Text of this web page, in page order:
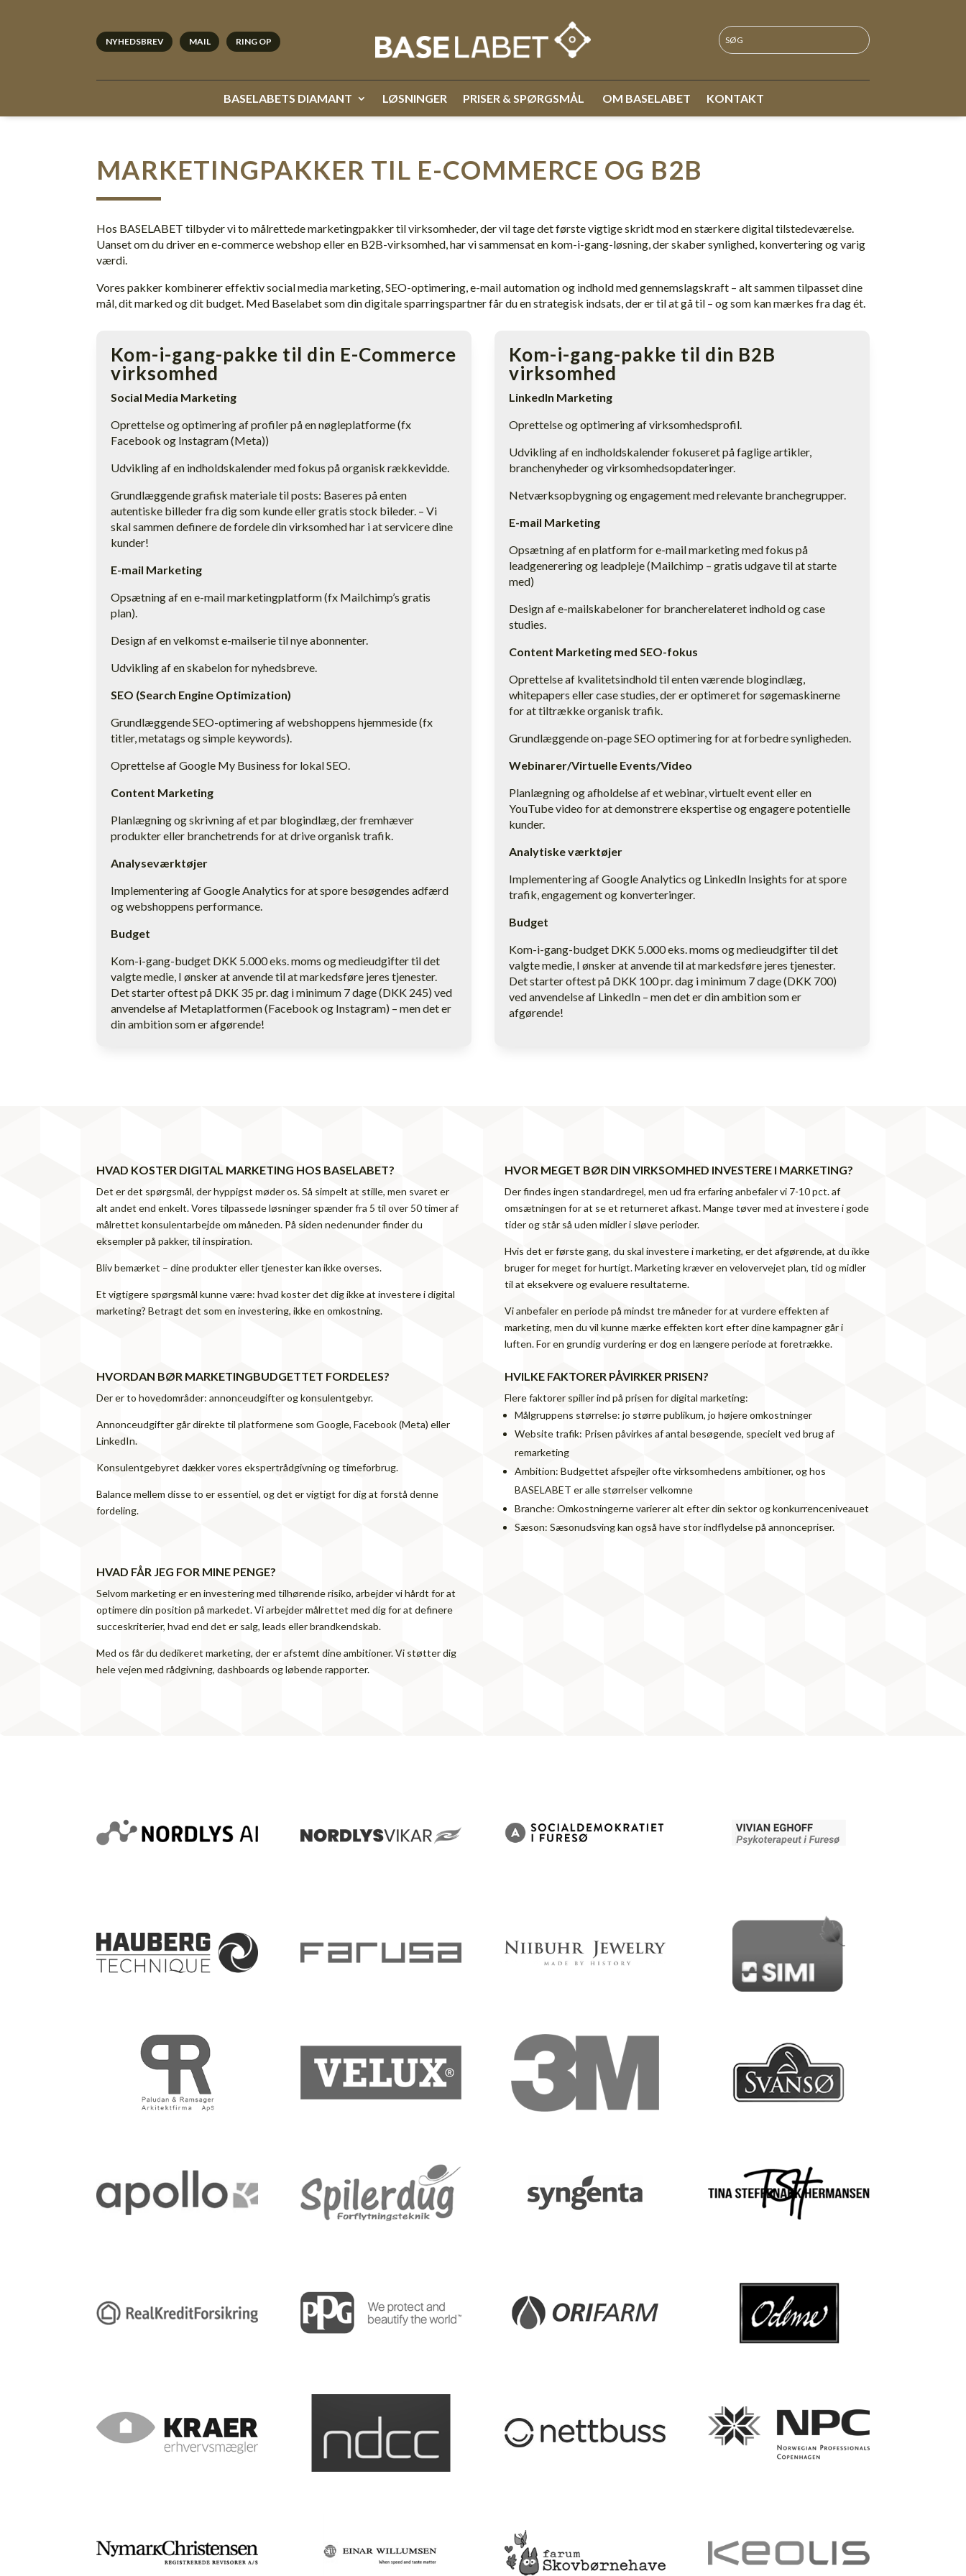
NYHEDSBREV MAIL RING OP
BASELABETS DIAMANT LØSNINGER PRISER & SPØRGSMÅL OM BASELABET KONTAKT
MARKETINGPAKKER TIL E-COMMERCE OG B2B
Hos BASELABET tilbyder vi to målrettede marketingpakker til virksomheder, der vil tage det første vigtige skridt mod en stærkere digital tilstedeværelse.
Uanset om du driver en e-commerce webshop eller en B2B-virksomhed, har vi sammensat en kom-i-gang-løsning, der skaber synlighed, konvertering og varig
værdi.
Vores pakker kombinerer effektiv social media marketing, SEO-optimering, e-mail automation og indhold med gennemslagskraft – alt sammen tilpasset dine
mål, dit marked og dit budget. Med Baselabet som din digitale sparringspartner får du en strategisk indsats, der er til at gå til – og som kan mærkes fra dag ét.
Kom-i-gang-pakke til din E-Commerce
virksomhed
Social Media Marketing
Oprettelse og optimering af profiler på en nøgleplatforme (fx
Facebook og Instagram (Meta))
Udvikling af en indholdskalender med fokus på organisk rækkevidde.
Grundlæggende grafisk materiale til posts: Baseres på enten
autentiske billeder fra dig som kunde eller gratis stock bileder. – Vi
skal sammen definere de fordele din virksomhed har i at servicere dine
kunder!
E-mail Marketing
Opsætning af en e-mail marketingplatform (fx Mailchimp’s gratis
plan).
Design af en velkomst e-mailserie til nye abonnenter.
Udvikling af en skabelon for nyhedsbreve.
SEO (Search Engine Optimization)
Grundlæggende SEO-optimering af webshoppens hjemmeside (fx
titler, metatags og simple keywords).
Oprettelse af Google My Business for lokal SEO.
Content Marketing
Planlægning og skrivning af et par blogindlæg, der fremhæver
produkter eller branchetrends for at drive organisk trafik.
Analyseværktøjer
Implementering af Google Analytics for at spore besøgendes adfærd
og webshoppens performance.
Budget
Kom-i-gang-budget DKK 5.000 eks. moms og medieudgifter til det
valgte medie, I ønsker at anvende til at markedsføre jeres tjenester.
Det starter oftest på DKK 35 pr. dag i minimum 7 dage (DKK 245) ved
anvendelse af Metaplatformen (Facebook og Instagram) – men det er
din ambition som er afgørende!
Kom-i-gang-pakke til din B2B
virksomhed
LinkedIn Marketing
Oprettelse og optimering af virksomhedsprofil.
Udvikling af en indholdskalender fokuseret på faglige artikler,
branchenyheder og virksomhedsopdateringer.
Netværksopbygning og engagement med relevante branchegrupper.
E-mail Marketing
Opsætning af en platform for e-mail marketing med fokus på
leadgenerering og leadpleje (Mailchimp – gratis udgave til at starte
med)
Design af e-mailskabeloner for brancherelateret indhold og case
studies.
Content Marketing med SEO-fokus
Oprettelse af kvalitetsindhold til enten værende blogindlæg,
whitepapers eller case studies, der er optimeret for søgemaskinerne
for at tiltrække organisk trafik.
Grundlæggende on-page SEO optimering for at forbedre synligheden.
Webinarer/Virtuelle Events/Video
Planlægning og afholdelse af et webinar, virtuelt event eller en
YouTube video for at demonstrere ekspertise og engagere potentielle
kunder.
Analytiske værktøjer
Implementering af Google Analytics og LinkedIn Insights for at spore
trafik, engagement og konverteringer.
Budget
Kom-i-gang-budget DKK 5.000 eks. moms og medieudgifter til det
valgte medie, I ønsker at anvende til at markedsføre jeres tjenester.
Det starter oftest på DKK 100 pr. dag i minimum 7 dage (DKK 700)
ved anvendelse af LinkedIn – men det er din ambition som er
afgørende!
HVAD KOSTER DIGITAL MARKETING HOS BASELABET?
Det er det spørgsmål, der hyppigst møder os. Så simpelt at stille, men svaret er
alt andet end enkelt. Vores tilpassede løsninger spænder fra 5 til over 50 timer af
målrettet konsulentarbejde om måneden. På siden nedenunder finder du
eksempler på pakker, til inspiration.
Bliv bemærket – dine produkter eller tjenester kan ikke overses.
Et vigtigere spørgsmål kunne være: hvad koster det dig ikke at investere i digital
marketing? Betragt det som en investering, ikke en omkostning.
HVOR MEGET BØR DIN VIRKSOMHED INVESTERE I MARKETING?
Der findes ingen standardregel, men ud fra erfaring anbefaler vi 7-10 pct. af
omsætningen for at se et returneret afkast. Mange tøver med at investere i gode
tider og står så uden midler i sløve perioder.
Hvis det er første gang, du skal investere i marketing, er det afgørende, at du ikke
bruger for meget for hurtigt. Marketing kræver en velovervejet plan, tid og midler
til at eksekvere og evaluere resultaterne.
Vi anbefaler en periode på mindst tre måneder for at vurdere effekten af
marketing, men du vil kunne mærke effekten kort efter dine kampagner går i
luften. For en grundig vurdering er dog en længere periode at foretrække.
HVORDAN BØR MARKETINGBUDGETTET FORDELES?
Der er to hovedområder: annonceudgifter og konsulentgebyr.
Annonceudgifter går direkte til platformene som Google, Facebook (Meta) eller
LinkedIn.
Konsulentgebyret dækker vores ekspertrådgivning og timeforbrug.
Balance mellem disse to er essentiel, og det er vigtigt for dig at forstå denne
fordeling.
HVILKE FAKTORER PÅVIRKER PRISEN?
Flere faktorer spiller ind på prisen for digital marketing:
Målgruppens størrelse: jo større publikum, jo højere omkostninger
Website trafik: Prisen påvirkes af antal besøgende, specielt ved brug af
remarketing
Ambition: Budgettet afspejler ofte virksomhedens ambitioner, og hos
BASELABET er alle størrelser velkomne
Branche: Omkostningerne varierer alt efter din sektor og konkurrenceniveauet
Sæson: Sæsonudsving kan også have stor indflydelse på annoncepriser.
HVAD FÅR JEG FOR MINE PENGE?
Selvom marketing er en investering med tilhørende risiko, arbejder vi hårdt for at
optimere din position på markedet. Vi arbejder målrettet med dig for at definere
succeskriterier, hvad end det er salg, leads eller brandkendskab.
Med os får du dedikeret marketing, der er afstemt dine ambitioner. Vi støtter dig
hele vejen med rådgivning, dashboards og løbende rapporter.